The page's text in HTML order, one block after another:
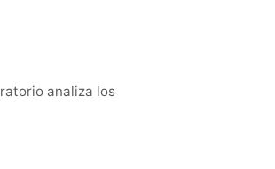
analiza los